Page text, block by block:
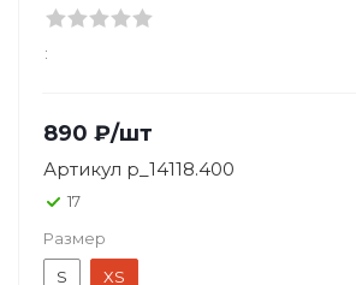
:
890 ₽/шт
Артикул p_14118.400
17
Размер
S
XS